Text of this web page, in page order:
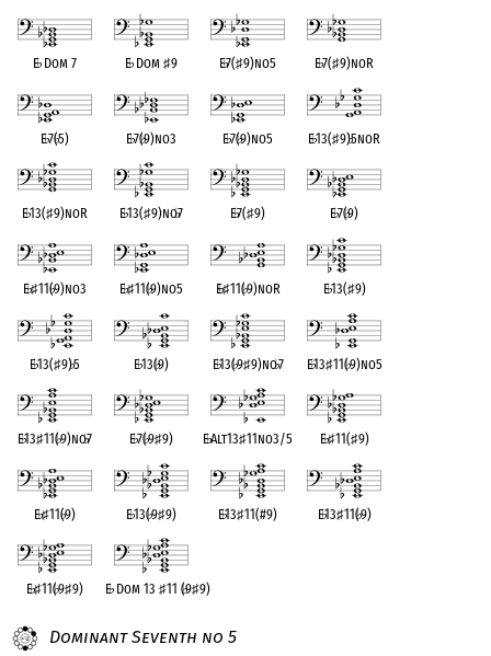
E♭Dom 7 E♭Dom ♯9 E♭7(♯9)no5 E♭7(♯9)noR
E♭7(♭5) E♭7(♭9)no3 E♭7(♭9)no5 E♭13(♯9)♭5noR
E♭13(♯9)noR E♭13(♯9)no♭7 E♭7(♯9) E♭7(♭9)
E♭♯11(♭9)no3 E♭♯11(♭9)no5 E♭♯11(♭9)noR E♭13(♯9)
E♭13(♯9)♭5 E♭13(♭9) E♭13(♭9♯9)no♭7 E♭13♯11(♭9)no5
E♭13♯11(♭9)no♭7 E♭7(♭9♯9) E♭Alt13♯11no3/5 E♭♯11(♯9)
E♭♯11(♭9) E♭13(♭9♯9) E♭13♯11(#9) E♭13♯11(♭9)
E♭♯11(♭9♯9) E♭Dom 13 ♯11 (♭9♯9)
Dominant Seventh no 5